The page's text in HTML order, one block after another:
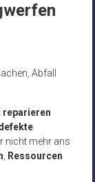
Abfall
reparieren
nicht mehr ans
Ressourcen